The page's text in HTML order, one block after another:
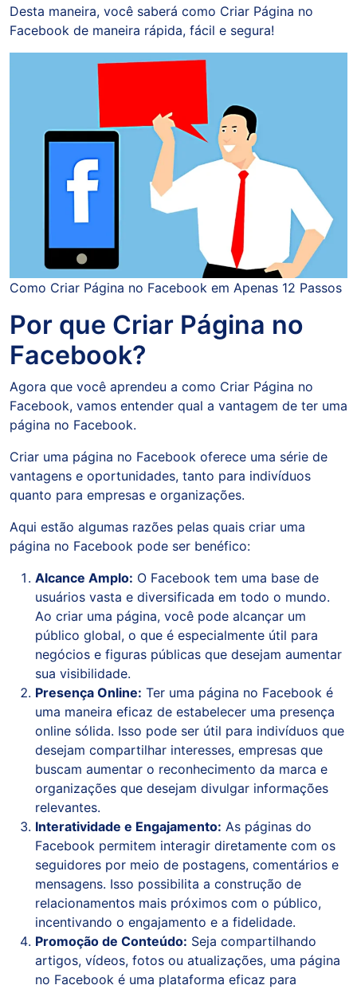
Desta maneira, você saberá como Criar Página no
Facebook de maneira rápida, fácil e segura!
Como Criar Página no Facebook em Apenas 12 Passos
Por que Criar Página no
Facebook?
Agora que você aprendeu a como Criar Página no
Facebook, vamos entender qual a vantagem de ter uma
página no Facebook.
Criar uma página no Facebook oferece uma série de
vantagens e oportunidades, tanto para indivíduos
quanto para empresas e organizações.
Aqui estão algumas razões pelas quais criar uma
página no Facebook pode ser benéfico:
Alcance Amplo: O Facebook tem uma base de
usuários vasta e diversificada em todo o mundo.
Ao criar uma página, você pode alcançar um
público global, o que é especialmente útil para
negócios e figuras públicas que desejam aumentar
sua visibilidade.
Presença Online: Ter uma página no Facebook é
uma maneira eficaz de estabelecer uma presença
online sólida. Isso pode ser útil para indivíduos que
desejam compartilhar interesses, empresas que
buscam aumentar o reconhecimento da marca e
organizações que desejam divulgar informações
relevantes.
Interatividade e Engajamento: As páginas do
Facebook permitem interagir diretamente com os
seguidores por meio de postagens, comentários e
mensagens. Isso possibilita a construção de
relacionamentos mais próximos com o público,
incentivando o engajamento e a fidelidade.
Promoção de Conteúdo: Seja compartilhando
artigos, vídeos, fotos ou atualizações, uma página
no Facebook é uma plataforma eficaz para